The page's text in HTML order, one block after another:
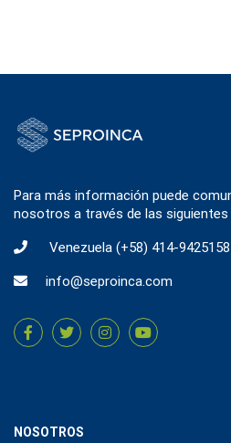
Para más información puede
nosotros a través de las siguientes
Venezuela (+58) 414-9425158
info@seproinca.com
NOSOTROS